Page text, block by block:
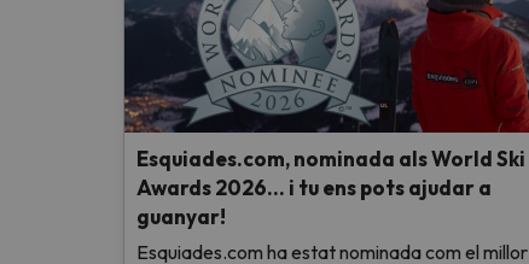
Esquiades.com, nominada als World Ski
Awards 2026… i tu ens pots ajudar a
guanyar!
Esquiades.com ha estat nominada com el millor